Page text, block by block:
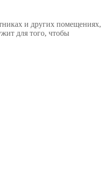
и других помещениях,
для того, чтобы